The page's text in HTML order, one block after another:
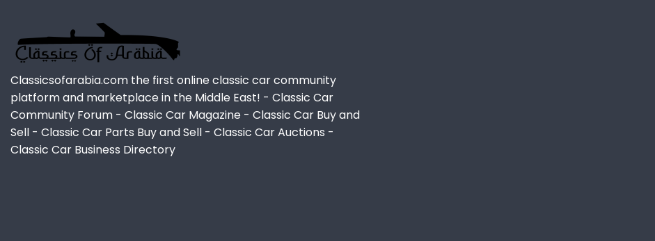
Classicsofarabia.com the first online classic car community
platform and marketplace in the Middle East! - Classic Car
Community Forum - Classic Car Magazine - Classic Car Buy and
Sell - Classic Car Parts Buy and Sell - Classic Car Auctions -
Classic Car Business Directory